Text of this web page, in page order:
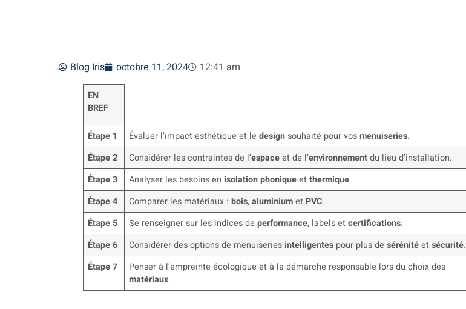
Blog Iris octobre 11, 2024 12:41 am
EN
BREF
Étape 1 Évaluer l’impact esthétique et ledesign souhaité pour vosmenuiseries.
Étape 2
Considérer les contraintes de l’espaceet de l’environnementdu lieu d’installation.
Étape 3
Analyser les besoins enisolation phoniqueetthermique.
Étape 4
Comparer les matériaux :bois,aluminiumet PVC.
Étape 5
Se renseigner sur les indices deperformance, labels etcertifications.
Étape 6
Considérer des options de menuiseriesintelligentes pour plus desérénitéetsécurité.
Étape 7
Penser à l’empreinte écologique et à la démarche responsable lors du choix des
matériaux.